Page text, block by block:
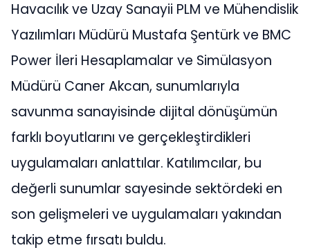
Havacılık ve Uzay Sanayii PLM ve Mühendislik
Yazılımları Müdürü Mustafa Şentürk ve BMC
Power İleri Hesaplamalar ve Simülasyon
Müdürü Caner Akcan, sunumlarıyla
savunma sanayisinde dijital dönüşümün
farklı boyutlarını ve gerçekleştirdikleri
uygulamaları anlattılar. Katılımcılar, bu
değerli sunumlar sayesinde sektördeki en
son gelişmeleri ve uygulamaları yakından
takip etme fırsatı buldu.